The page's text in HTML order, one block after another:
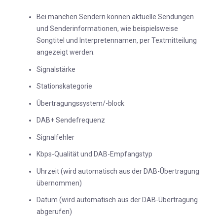
Bei manchen Sendern können aktuelle Sendungen
und Senderinformationen, wie beispielsweise
Songtitel und Interpretennamen, per Textmitteilung
angezeigt werden.
Signalstärke
Stationskategorie
Übertragungssystem/-block
DAB+ Sendefrequenz
Signalfehler
Kbps-Qualität und DAB-Empfangstyp
Uhrzeit (wird automatisch aus der DAB-Übertragung
übernommen)
Datum (wird automatisch aus der DAB-Übertragung
abgerufen)